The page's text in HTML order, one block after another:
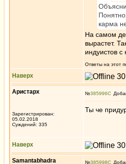
карма
На самом
вырастет.
индуистов
Ответы на этот
Наверх
Аристарх
Зарегистрирован:
05.02.2018
Суждений: 335
№385996
Ты че
Наверх
Samantabhadra №385998